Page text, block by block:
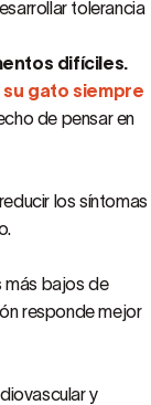
tolerancia
difíciles.
gato siempre
de pensar en
los síntomas
más bajos de
responde mejor
y